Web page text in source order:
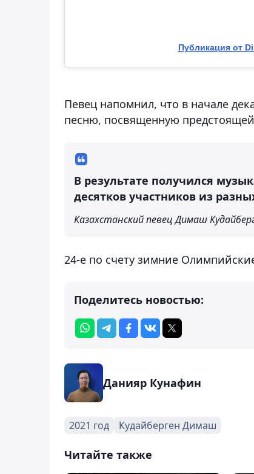
Публикация от
Певец напомнил, что в начале
песню, посвященную
В результате получился
десятков участников из
Казахстанский певец Димаш
24-е по счету зимние
Поделитесь новостью:
Данияр Кунафин
2021 год Кудайберген Димаш
Читайте также